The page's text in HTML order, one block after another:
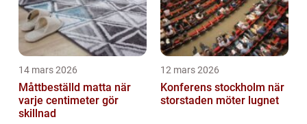
14 mars 2026
Måttbeställd matta när
varje centimeter gör
skillnad
12 mars 2026
Konferens stockholm när
storstaden möter lugnet